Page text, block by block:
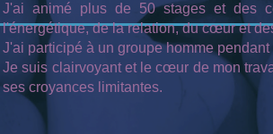
J'ai animé plus de 50 stages et des
l'énergétique, de la relation, du cœur et
J'ai participé à un groupe homme pendant
Je suis clairvoyant et le cœur de mon
ses croyances limitantes.